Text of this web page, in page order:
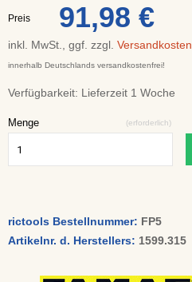
Preis 91,98 €
inkl. MwSt., ggf. zzgl. Versandkosten
innerhalb Deutschlands versandkostenfrei!
Verfügbarkeit: Lieferzeit 1 Woche
Menge (erforderlich)
rictools Bestellnummer: FP5
Artikelnr. d. Herstellers: 1599.315